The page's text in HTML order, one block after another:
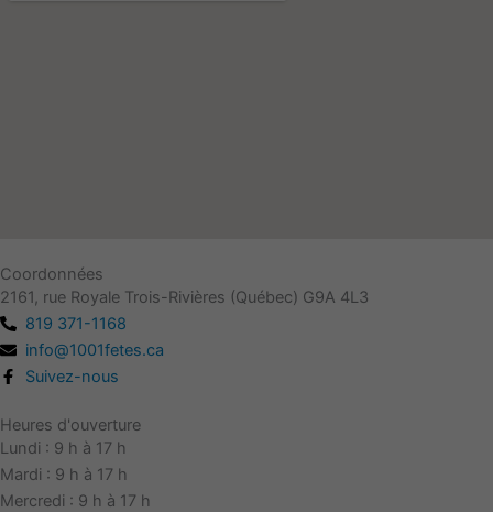
Coordonnées
2161, rue Royale Trois-Rivières (Québec) G9A 4L3
819 371-1168
info@1001fetes.ca
Suivez-nous
Heures d'ouverture
Lundi : 9 h à 17 h
Mardi : 9 h à 17 h
Mercredi : 9 h à 17 h